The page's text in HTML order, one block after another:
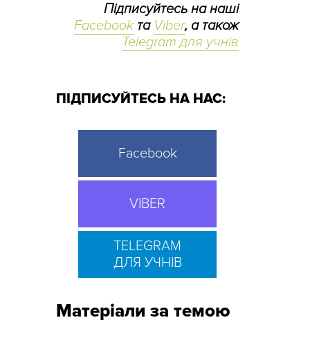
Підписуйтесь на наші
Facebookта Viber, а також
Telegram для учнів
ПІДПИСУЙТЕСЬ НА НАС:
Facebook
VIBER
TELEGRAM
ДЛЯ УЧНІВ
Матеріали за темою